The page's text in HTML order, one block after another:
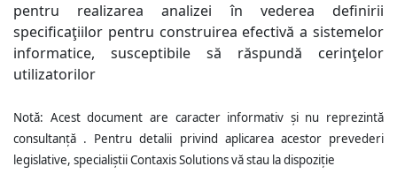
pentru realizarea analizei în vederea definirii
specificaţiilor pentru construirea efectivă a sistemelor
informatice, susceptibile să răspundă cerinţelor
utilizatorilor
Notă: Acest document are caracter informativ și nu reprezintă
consultanță . Pentru detalii privind aplicarea acestor prevederi
legislative, specialiștii Contaxis Solutions vă stau la dispoziție